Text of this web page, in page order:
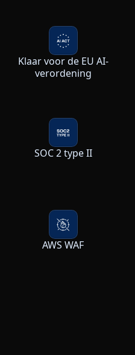
Klaar voor de EU AI-
verordening
SOC 2 type II
AWS WAF